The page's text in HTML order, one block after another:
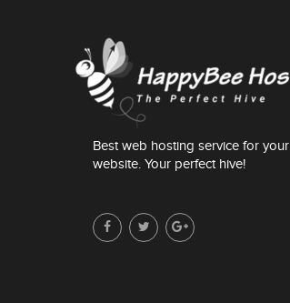
Best web hosting service for your
website. Your perfect hive!